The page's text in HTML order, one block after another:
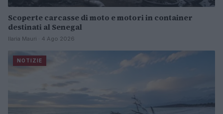
Scoperte carcasse di moto e motori in container
destinati al Senegal
Ilaria Mauri · 4 Ago 2026
NOTIZIE